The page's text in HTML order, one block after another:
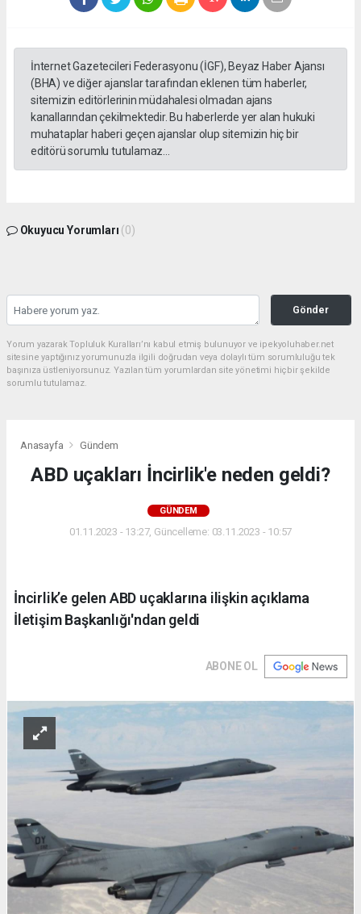
İnternet Gazetecileri Federasyonu (İGF), Beyaz Haber Ajansı
(BHA) ve diğer ajanslar tarafından eklenen tüm haberler,
sitemizin editörlerinin müdahalesi olmadan ajans
kanallarından çekilmektedir. Bu haberlerde yer alan hukuki
muhataplar haberi geçen ajanslar olup sitemizin hiç bir
editörü sorumlu tutulamaz...
Okuyucu Yorumları (0)
Gönder
Yorum yazarak Topluluk Kuralları’nı kabul etmiş bulunuyor ve ipekyoluhaber.net
sitesine yaptığınız yorumunuzla ilgili doğrudan veya dolaylı tüm sorumluluğu tek
başınıza üstleniyorsunuz. Yazılan tüm yorumlardan site yönetimi hiçbir şekilde
sorumlu tutulamaz.
Anasayfa Gündem
ABD uçakları İncirlik'e neden geldi?
GÜNDEM
01.11.2023 - 13:27, Güncelleme: 03.11.2023 - 10:57
İncirlik’e gelen ABD uçaklarına ilişkin açıklama
İletişim Başkanlığı'ndan geldi
ABONE OL